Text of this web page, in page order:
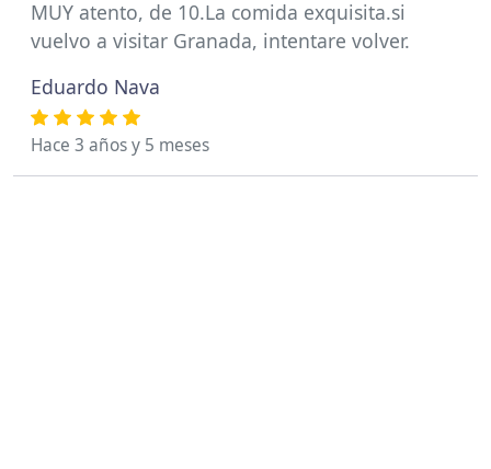
MUY atento, de 10.La comida exquisita.si
vuelvo a visitar Granada, intentare volver.
Eduardo Nava
Hace 3 años y 5 meses